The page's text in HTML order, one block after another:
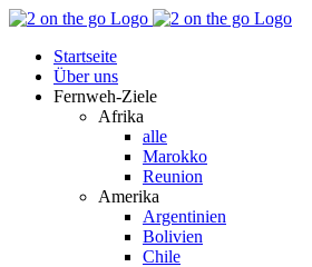
Zum
springen
Facebook
YouTube
Instagram
Pinterest
Rss
Startseite
Über uns
Fernweh-Ziele
Afrika
alle
Marokko
Reunion
Amerika
Argentinien
Bolivien
Chile